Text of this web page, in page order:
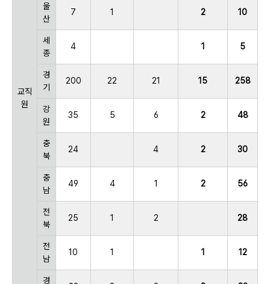
교직
원
울
산
7 1 2 10
세
종
4 1 5
경
기
200 22 21 15 258
강
원
35 5 6 2 48
충
북
24 4 2 30
충
남
49 4 1 2 56
전
북
25 1 2 28
전
남
10 1 1 12
경